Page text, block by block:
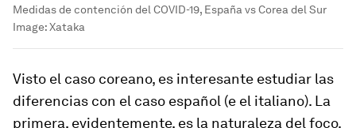
Medidas de contención del COVID-19, España vs Corea del Sur
Image:Xataka
Visto el caso coreano, es interesante estudiar las
diferencias con el caso español (e el italiano). La
primera, evidentemente, es la naturaleza del foco.